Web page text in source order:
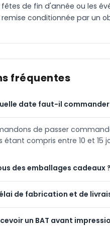
fêtes de fin d'année ou les
remise conditionnée par un
fréquentes
date faut-il commander
de passer
étant compris entre 10 et 15
des emballages cadeaux ?
de fabrication et de
un BAT avant